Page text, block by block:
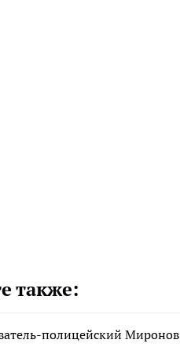
также:
полицейский Миронов